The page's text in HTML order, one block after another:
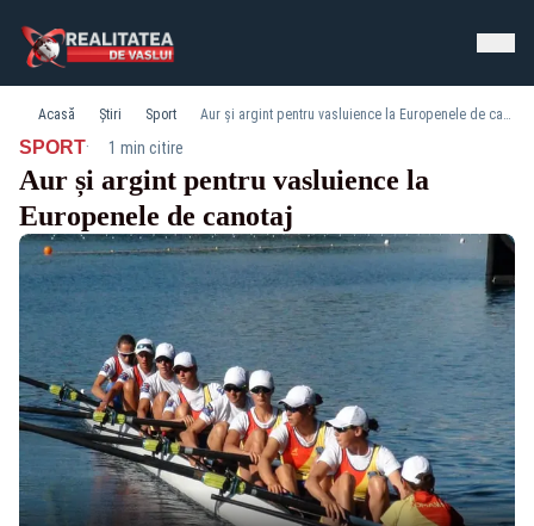
Acasă Știri Sport Aur și argint pentru vasluience la Europenele de canotaj
SPORT· 1 min citire
Aur și argint pentru vasluience la
Europenele de canotaj